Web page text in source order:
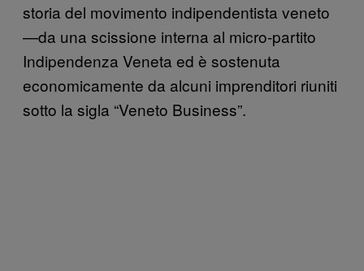
storia del movimento indipendentista veneto
—da una scissione interna al micro-partito
Indipendenza Veneta ed è sostenuta
economicamente da alcuni imprenditori riuniti
sotto la sigla “Veneto Business”.